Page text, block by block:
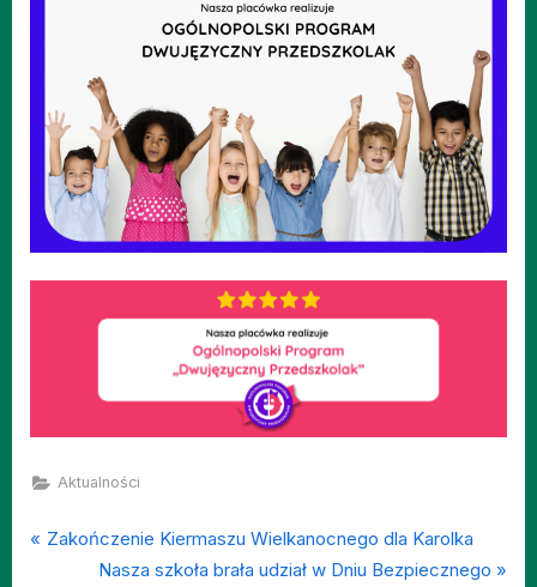
Aktualności
Nawigacja
P
Zakończenie Kiermaszu Wielkanocnego dla Karolka
N
Nasza szkoła brała udział w Dniu Bezpiecznego